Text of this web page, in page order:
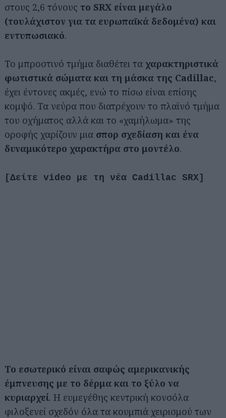
στους 2,6 τόνους το SRX είναι μεγάλο
(τουλάχιστον για τα ευρωπαϊκά δεδομένα) και
εντυπωσιακό.
Το μπροστινό τμήμα διαθέτει τα χαρακτηριστικά
φωτιστικά σώματα και τη μάσκα της Cadillac,
έχει έντονες ακμές, ενώ το πίσω είναι επίσης
κομψό. Τα νεύρα που διατρέχουν το πλαϊνό τμήμα
του οχήματος αλλά και το «χαμήλωμα» της
οροφής χαρίζουν μια σπορ σχεδίαση και ένα
δυναμικότερο χαρακτήρα στο μοντέλο.
[Δείτε video με τη νέα Cadillac SRX]
Το εσωτερικό είναι σαφώς αμερικανικής
έμπνευσης με το δέρμα και το ξύλο να
κυριαρχεί. Η ευμεγέθης κεντρική κονσόλα
φιλοξενεί σχεδόν όλα τα κουμπιά χειρισμού των